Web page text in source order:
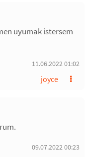
uyumak istersem
11.06.2022 01:02
joyce
09.07.2022 00:23